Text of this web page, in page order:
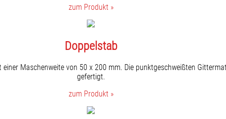
zum Produkt »
Doppelstab
Maschenweite von 50 x 200 mm. Die punktgeschweißten
gefertigt.
zum Produkt »